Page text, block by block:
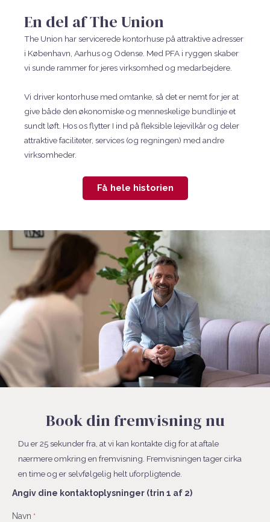
En del af The Union
The Union har servicerede kontorhuse på attraktive adresser
i København, Aarhus og Odense. Med PFA i ryggen skaber
vi sunde rammer for jeres virksomhed og medarbejdere.
Vi driver kontorhuse med omtanke, så det er nemt for jer at
give både den økonomiske og menneskelige bundlinje et
sundt løft. Hos os flytter I ind på fleksible lejevilkår og deler
attraktive faciliteter, services (og regningen) med andre
virksomheder.
Få hele historien
Book din fremvisning nu
Du er 25 sekunder fra, at vi kan kontakte dig for at aftale
nærmere omkring en fremvisning. Fremvisningen tager cirka
en time og er selvfølgelig helt uforpligtende.
Angiv dine kontaktoplysninger (trin 1 af 2)
Navn *
Fornavn